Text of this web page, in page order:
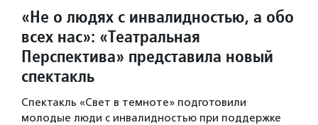
«Не о людях с инвалидностью, а обо
всех нас»: «Театральная
Перспектива» представила новый
спектакль
Спектакль «Свет в темноте» подготовили
молодые люди с инвалидностью при поддержке